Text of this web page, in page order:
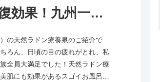
効果！九州一の
～
の天然ラドン療養泉のご紹介で
ろん、日頃の目の疲れがとれ、私
全員大満足でした！天然ラドン療
肌にも効果があるスゴイお風呂で